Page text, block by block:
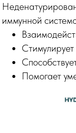
иммунной
Помогает